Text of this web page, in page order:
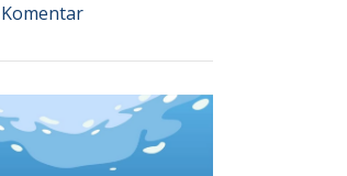
Komentar